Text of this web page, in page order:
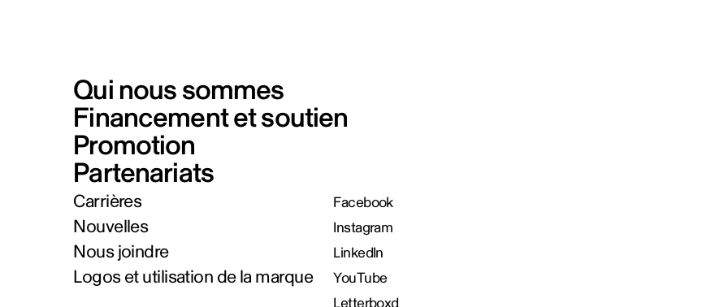
Qui nous sommes
Financement et soutien
Promotion
Partenariats
Carrières
Nouvelles
Nous joindre
Logos et utilisation de la marque
Facebook
Instagram
LinkedIn
YouTube
Letterboxd